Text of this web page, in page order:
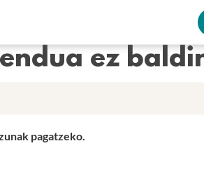
ez
pagatzeko.